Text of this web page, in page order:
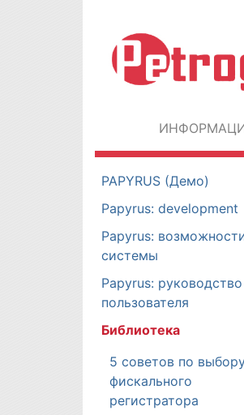
PAPYRUS (Демо)
Papyrus: development
Papyrus:
системы
Papyrus: руководство
пользователя
Библиотека
5 советов по
фискального
регистратора